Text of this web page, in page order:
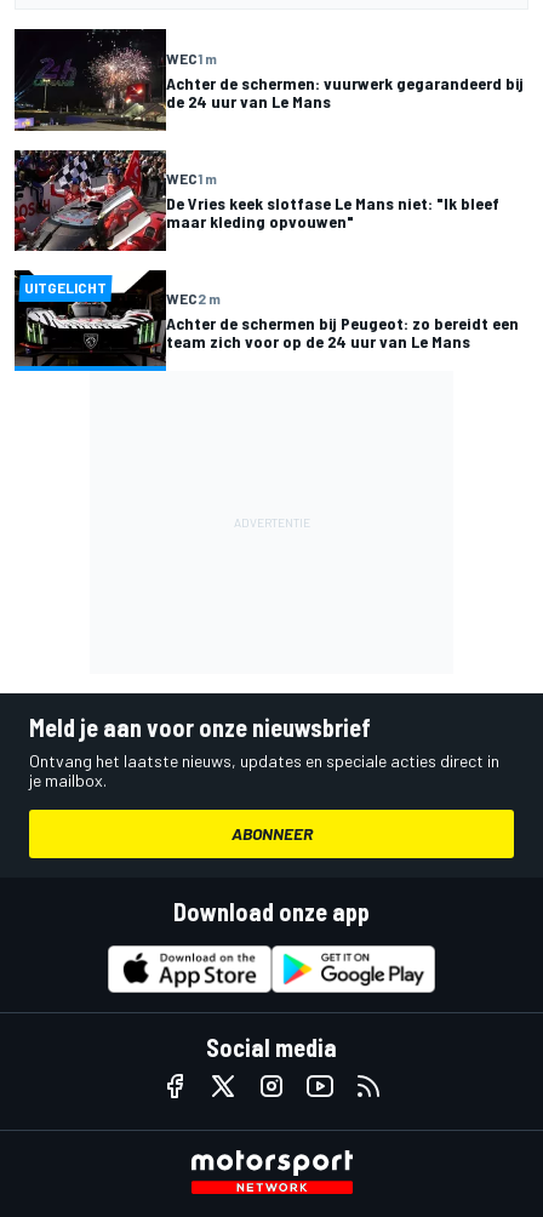
WEC1 m
Achter de schermen: vuurwerk gegarandeerd bij
de 24 uur van Le Mans
WEC1 m
De Vries keek slotfase Le Mans niet: "Ik bleef
maar kleding opvouwen"
UITGELICHT
WEC2 m
Achter de schermen bij Peugeot: zo bereidt een
team zich voor op de 24 uur van Le Mans
Meld je aan voor onze nieuwsbrief
Ontvang het laatste nieuws, updates en speciale acties direct in
je mailbox.
ABONNEER
Download onze app
Social media